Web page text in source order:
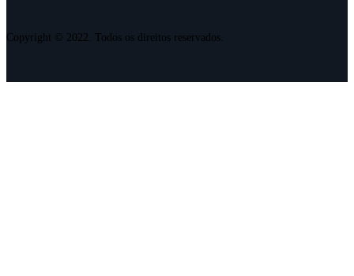
Copyright © 2022. Todos os direitos reservados.